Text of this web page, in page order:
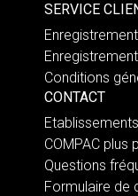
SERVICE
Conditions
CONTACT
COMPAC plus
Questions
Formulaire de